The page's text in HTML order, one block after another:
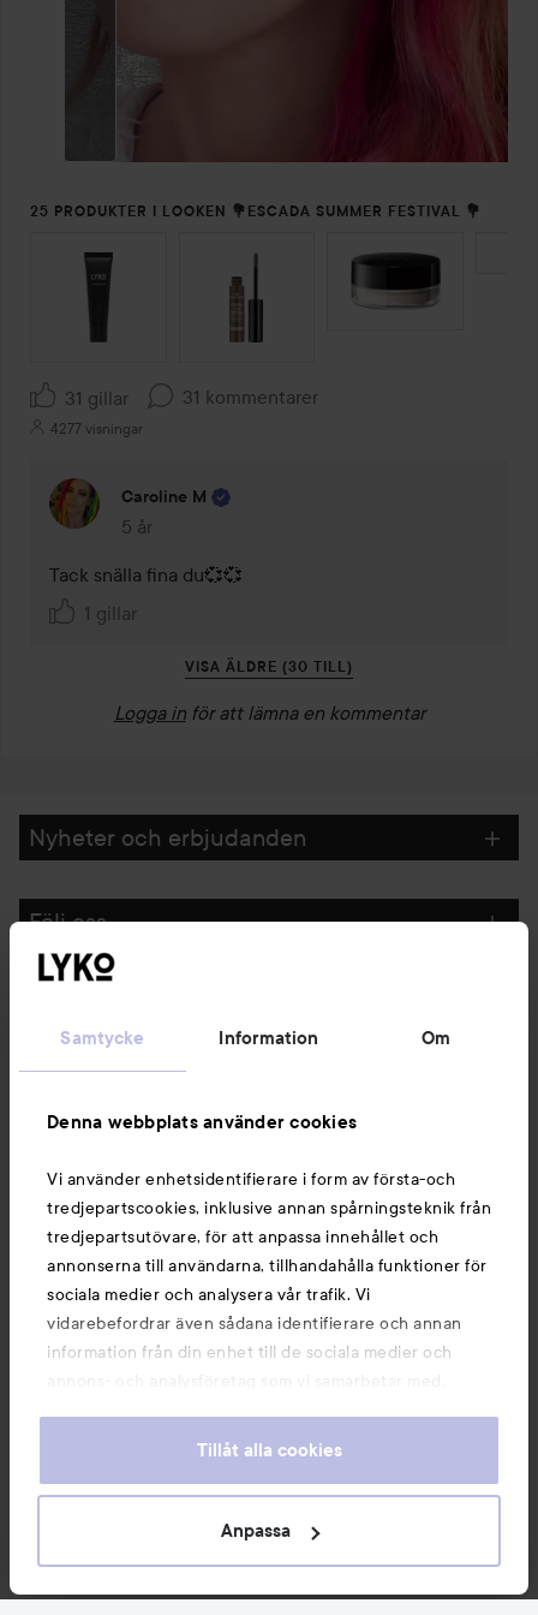
Samtycke Information Om
Denna webbplats använder cookies
Vi använder enhetsidentifierare i form av första-och
tredjepartscookies, inklusive annan spårningsteknik från
tredjepartsutövare, för att anpassa innehållet och
annonserna till användarna, tillhandahålla funktioner för
sociala medier och analysera vår trafik. Vi
vidarebefordrar även sådana identifierare och annan
information från din enhet till de sociala medier och
annons- och analysföretag som vi samarbetar med.
information som du har tillhandahållit eller som de har
våra cookies vid fortsatt användande av vår webbplats.
För information om hur du kan ändra inställningarna för
Tillåt alla cookies
Anpassa
25 PRODUKTER I LOOKEN 💐ESCADA SUMMER FESTIVAL 💐
HOPPA ÖVER SEKTIONEN
31 gillar 31 kommentarer
4277 visningar
Caroline M
5 år
Kommentaren lades 5 år
Tack snälla fina du💞💞
1 gillar
VISA ÄLDRE (30 TILL)
Logga in för att lämna en kommentar
Nyheter och erbjudanden
Följ oss
Du kanske också gillar